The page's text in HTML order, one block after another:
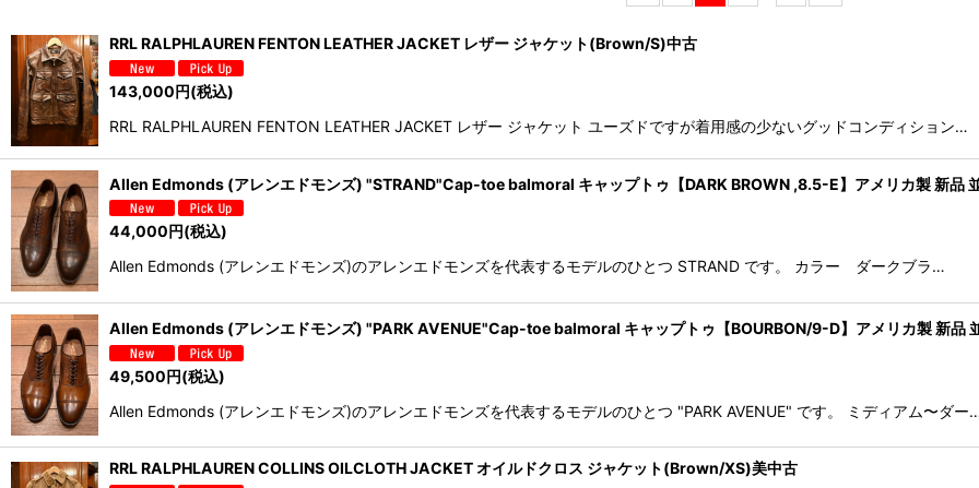
RRL RALPHLAUREN FENTON LEATHER JACKET レザー ジャケット(Brown/S)中古
143,000円(税込)
RRL RALPHLAUREN FENTON LEATHER JACKET レザー ジャケット ユーズドですが着用感の少ないグッドコンディション…
Allen Edmonds (アレンエドモンズ) "STRAND"Cap-toe balmoral キャップトゥ【DARK BROWN ,8.5-E】アメリカ製 新品
44,000円(税込)
Allen Edmonds (アレンエドモンズ)のアレンエドモンズを代表するモデルのひとつ STRAND です。 カラー ダークブラ…
Allen Edmonds (アレンエドモンズ) "PARK AVENUE"Cap-toe balmoral キャップトゥ【BOURBON/9-D】アメリカ製 新品
49,500円(税込)
Allen Edmonds (アレンエドモンズ)のアレンエドモンズを代表するモデルのひとつ "PARK AVENUE" です。 ミディアム〜ダー
RRL RALPHLAUREN COLLINS OILCLOTH JACKET オイルドクロス ジャケット(Brown/XS)美中古